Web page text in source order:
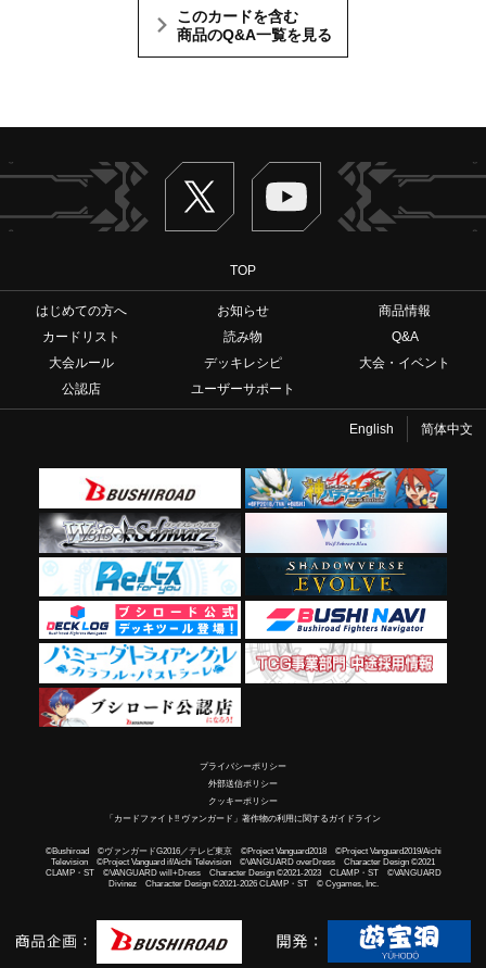
このカードを含む
商品のQ&A一覧を見る
Twitter ヴァンガードch
TOP
はじめての方へ お知らせ
商品情報
カードリスト
読み物
Q&A
大会ルール
デッキレシピ
大会・イベント
公認店
ユーザーサポート
English 简体中文
プライバシーポリシー
外部送信ポリシー
クッキーポリシー
「カードファイト!! ヴァンガード」著作物の利用に関するガイドライン
©Bushiroad ©ヴァンガードG2016／テレビ東京 ©Project Vanguard2018 ©Project Vanguard2019/Aichi
Television ©Project Vanguard if/Aichi Television ©VANGUARD overDress Character Design ©2021
CLAMP・ST ©VANGUARD will+Dress Character Design ©2021-2023 CLAMP・ST ©VANGUARD
Divinez Character Design ©2021-2026 CLAMP・ST © Cygames, Inc.